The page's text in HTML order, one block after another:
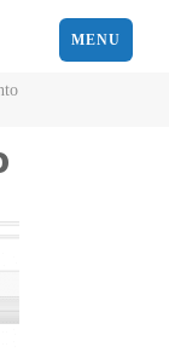
MENU